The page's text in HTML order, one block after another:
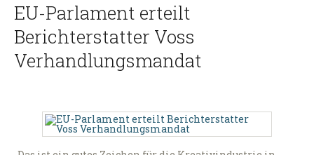
EU-Parlament erteilt
Berichterstatter Voss
Verhandlungsmandat